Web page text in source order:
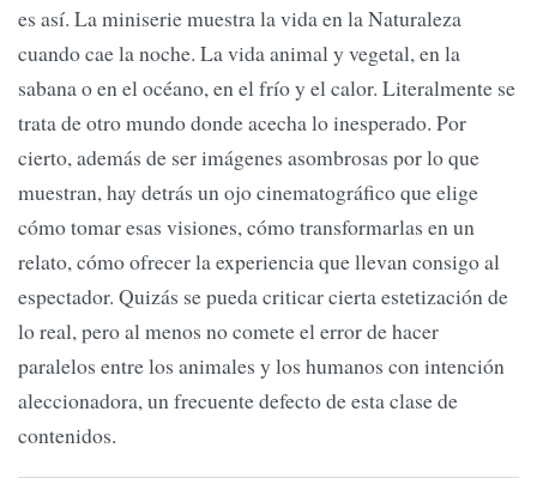
es así. La miniserie muestra la vida en la Naturaleza
cuando cae la noche. La vida animal y vegetal, en la
sabana o en el océano, en el frío y el calor. Literalmente se
trata de otro mundo donde acecha lo inesperado. Por
cierto, además de ser imágenes asombrosas por lo que
muestran, hay detrás un ojo cinematográfico que elige
cómo tomar esas visiones, cómo transformarlas en un
relato, cómo ofrecer la experiencia que llevan consigo al
espectador. Quizás se pueda criticar cierta estetización de
lo real, pero al menos no comete el error de hacer
paralelos entre los animales y los humanos con intención
aleccionadora, un frecuente defecto de esta clase de
contenidos.